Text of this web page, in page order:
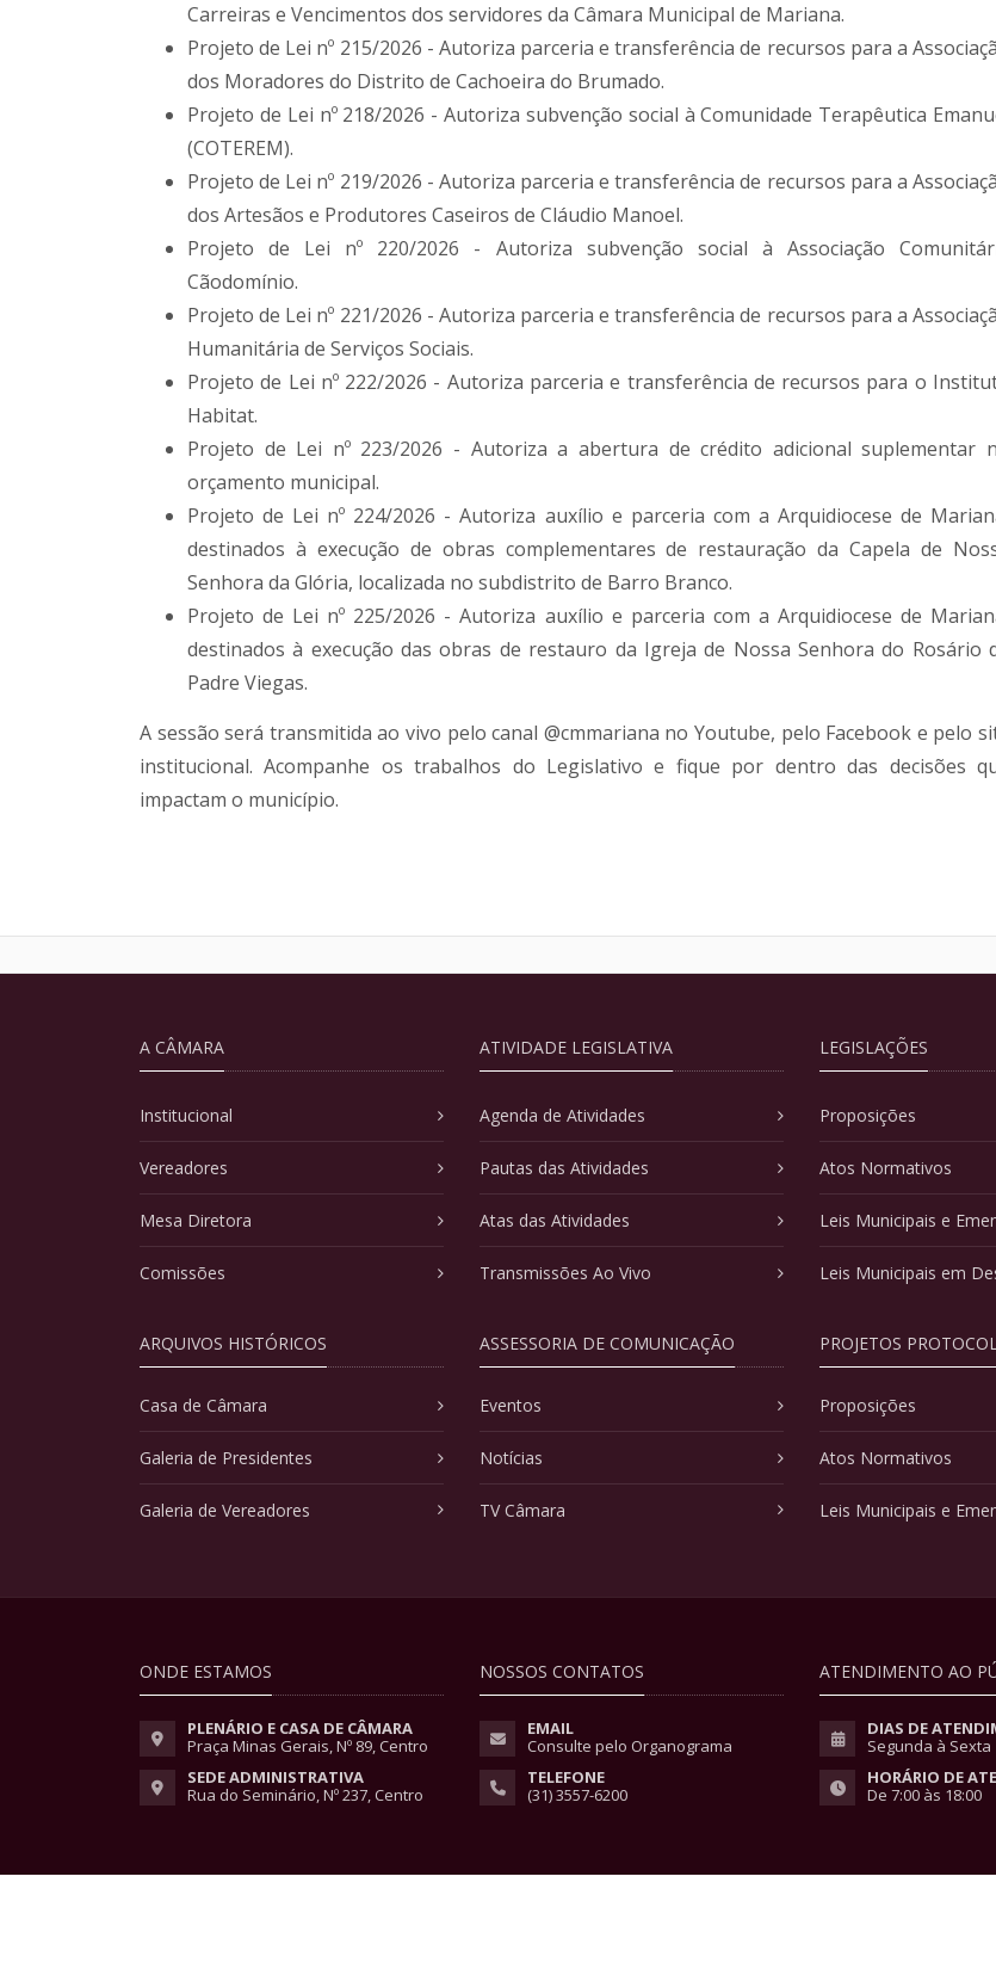
Carreiras e Vencimentos dos servidores da Câmara Municipal de Mariana.
Projeto de Lei nº 215/2026 - Autoriza parceria e transferência de recursos para a
dos Moradores do Distrito de Cachoeira do Brumado.
Projeto de Lei nº 218/2026 - Autoriza subvenção social à Comunidade Terapêutica
(COTEREM).
Projeto de Lei nº 219/2026 - Autoriza parceria e transferência de recursos para a
dos Artesãos e Produtores Caseiros de Cláudio Manoel.
Projeto de Lei nº 220/2026 - Autoriza subvenção social à Associação
Cãodomínio.
Projeto de Lei nº 221/2026 - Autoriza parceria e transferência de recursos para a
Humanitária de Serviços Sociais.
Projeto de Lei nº 222/2026 - Autoriza parceria e transferência de recursos para o
Habitat.
Projeto de Lei nº 223/2026 - Autoriza a abertura de crédito adicional suplementar
orçamento municipal.
Projeto de Lei nº 224/2026 - Autoriza auxílio e parceria com a Arquidiocese de
destinados à execução de obras complementares de restauração da Capela de
Senhora da Glória, localizada no subdistrito de Barro Branco.
Projeto de Lei nº 225/2026 - Autoriza auxílio e parceria com a Arquidiocese de
destinados à execução das obras de restauro da Igreja de Nossa Senhora do Rosário
Padre Viegas.
A sessão será transmitida ao vivo pelo canal @cmmariana no Youtube, pelo Facebook e pelo
institucional. Acompanhe os trabalhos do Legislativo e fique por dentro das decisões
impactam o município.
A CÂMARA
Institucional
Vereadores
Mesa Diretora
Comissões
ARQUIVOS HISTÓRICOS
Casa de Câmara
Galeria de Presidentes
Galeria de Vereadores
ATIVIDADE LEGISLATIVA
Agenda de Atividades
Pautas das Atividades
Atas das Atividades
Transmissões Ao Vivo
ASSESSORIA DE COMUNICAÇÃO
Eventos
Notícias
TV Câmara
LEGISLAÇÕES
Proposições
Atos Normativos
Leis Municipais e
Leis Municipais em
PROJETOS
Proposições
Atos Normativos
Leis Municipais e
ONDE ESTAMOS
PLENÁRIO E CASA DE CÂMARA
Praça Minas Gerais, Nº 89, Centro
SEDE ADMINISTRATIVA
Rua do Seminário, Nº 237, Centro
NOSSOS CONTATOS
EMAIL
Consulte pelo Organograma
TELEFONE
(31) 3557-6200
ATENDIMENTO AO
DIAS DE
Segunda à Sexta
HORÁRIO DE
De 7:00 às 18:00